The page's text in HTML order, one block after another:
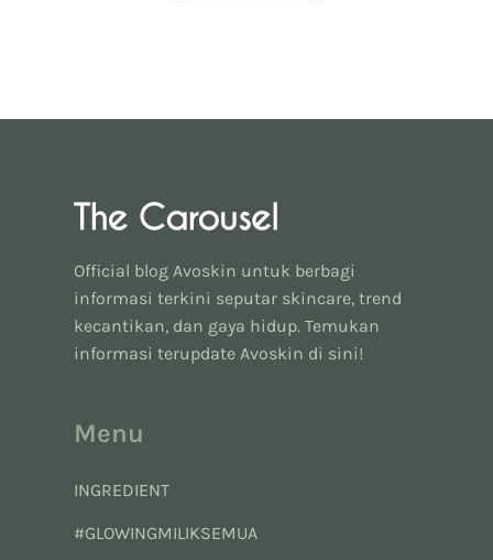
Official blog Avoskin untuk berbagi
informasi terkini seputar skincare, trend
kecantikan, dan gaya hidup. Temukan
informasi terupdate Avoskin di sini!
Menu
INGREDIENT
#GLOWINGMILIKSEMUA